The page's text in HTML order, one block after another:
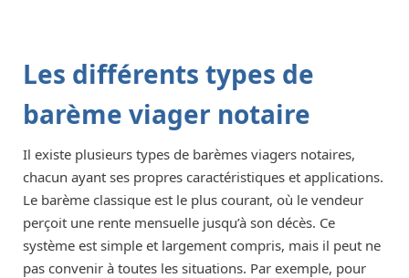
Les différents types de
barème viager notaire
Il existe plusieurs types de barèmes viagers notaires,
chacun ayant ses propres caractéristiques et applications.
Le barème classique est le plus courant, où le vendeur
perçoit une rente mensuelle jusqu’à son décès. Ce
système est simple et largement compris, mais il peut ne
pas convenir à toutes les situations. Par exemple, pour